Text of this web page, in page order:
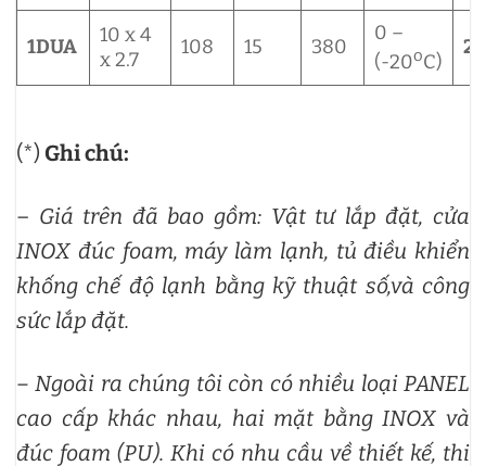
1DUA
10 x 4
x 2.7
108 15 380
0 –
(-20oC)
(*) Ghi chú:
– Giá trên đã bao gồm: Vật tư lắp đặt, cửa
INOX đúc foam, máy làm lạnh, tủ điều khiển
khống chế độ lạnh bằng kỹ thuật số,và công
sức lắp đặt.
– Ngoài ra chúng tôi còn có nhiều loại PANEL
cao cấp khác nhau, hai mặt bằng INOX và
đúc foam (PU). Khi có nhu cầu về thiết kế, thi